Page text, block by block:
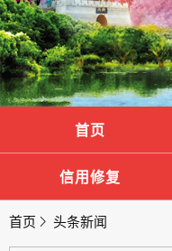
首页
信用修复
首页 头条新闻